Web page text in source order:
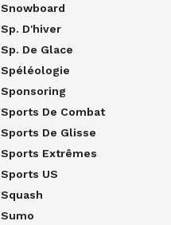
Snowboard
Sp. D'hiver
Sp. De Glace
Spéléologie
Sponsoring
Sports De Combat
Sports De Glisse
Sports Extrêmes
Sports US
Squash
Sumo